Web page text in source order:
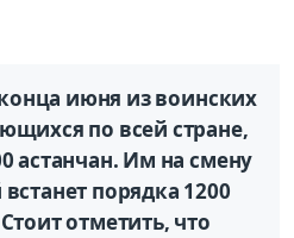
июня из воинских
по всей стране,
астанчан. Им на смену
порядка 1200
отметить, что